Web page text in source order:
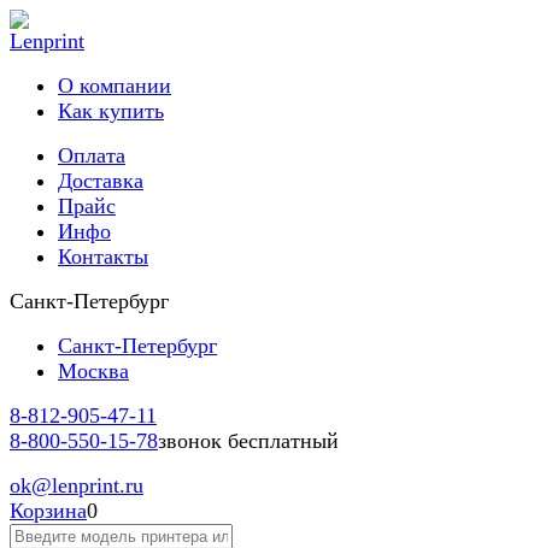
О компании
Как купить
Оплата
Доставка
Прайс
Инфо
Контакты
Санкт-Петербург
Санкт-Петербург
Москва
8-812-905-47-11
8-800-550-15-78звонок бесплатный
ok@lenprint.ru
Корзина0